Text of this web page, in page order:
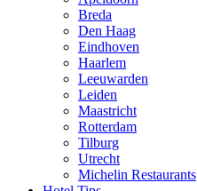
Breda
Den Haag
Eindhoven
Haarlem
Leeuwarden
Leiden
Maastricht
Rotterdam
Tilburg
Utrecht
Michelin Restaurants